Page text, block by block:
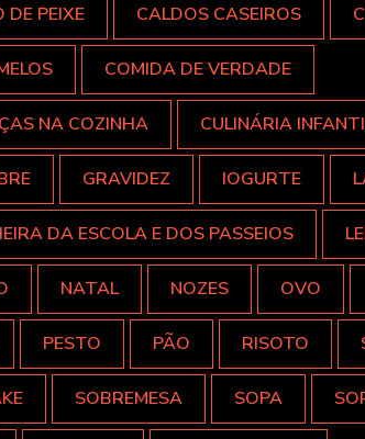
DE PEIXE CALDOS CASEIROS
COMIDA DE VERDADE
NA COZINHA CULINÁRIA
GRAVIDEZ IOGURTE
DA ESCOLA E DOS PASSEIOS
NATAL NOZES OVO
PESTO PÃO RISOTO
SOBREMESA SOPA